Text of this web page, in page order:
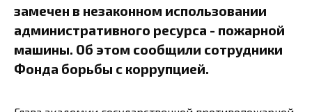
замечен в незаконном использовании
административного ресурса - пожарной
машины. Об этом сообщили сотрудники
Фонда борьбы с коррупцией.